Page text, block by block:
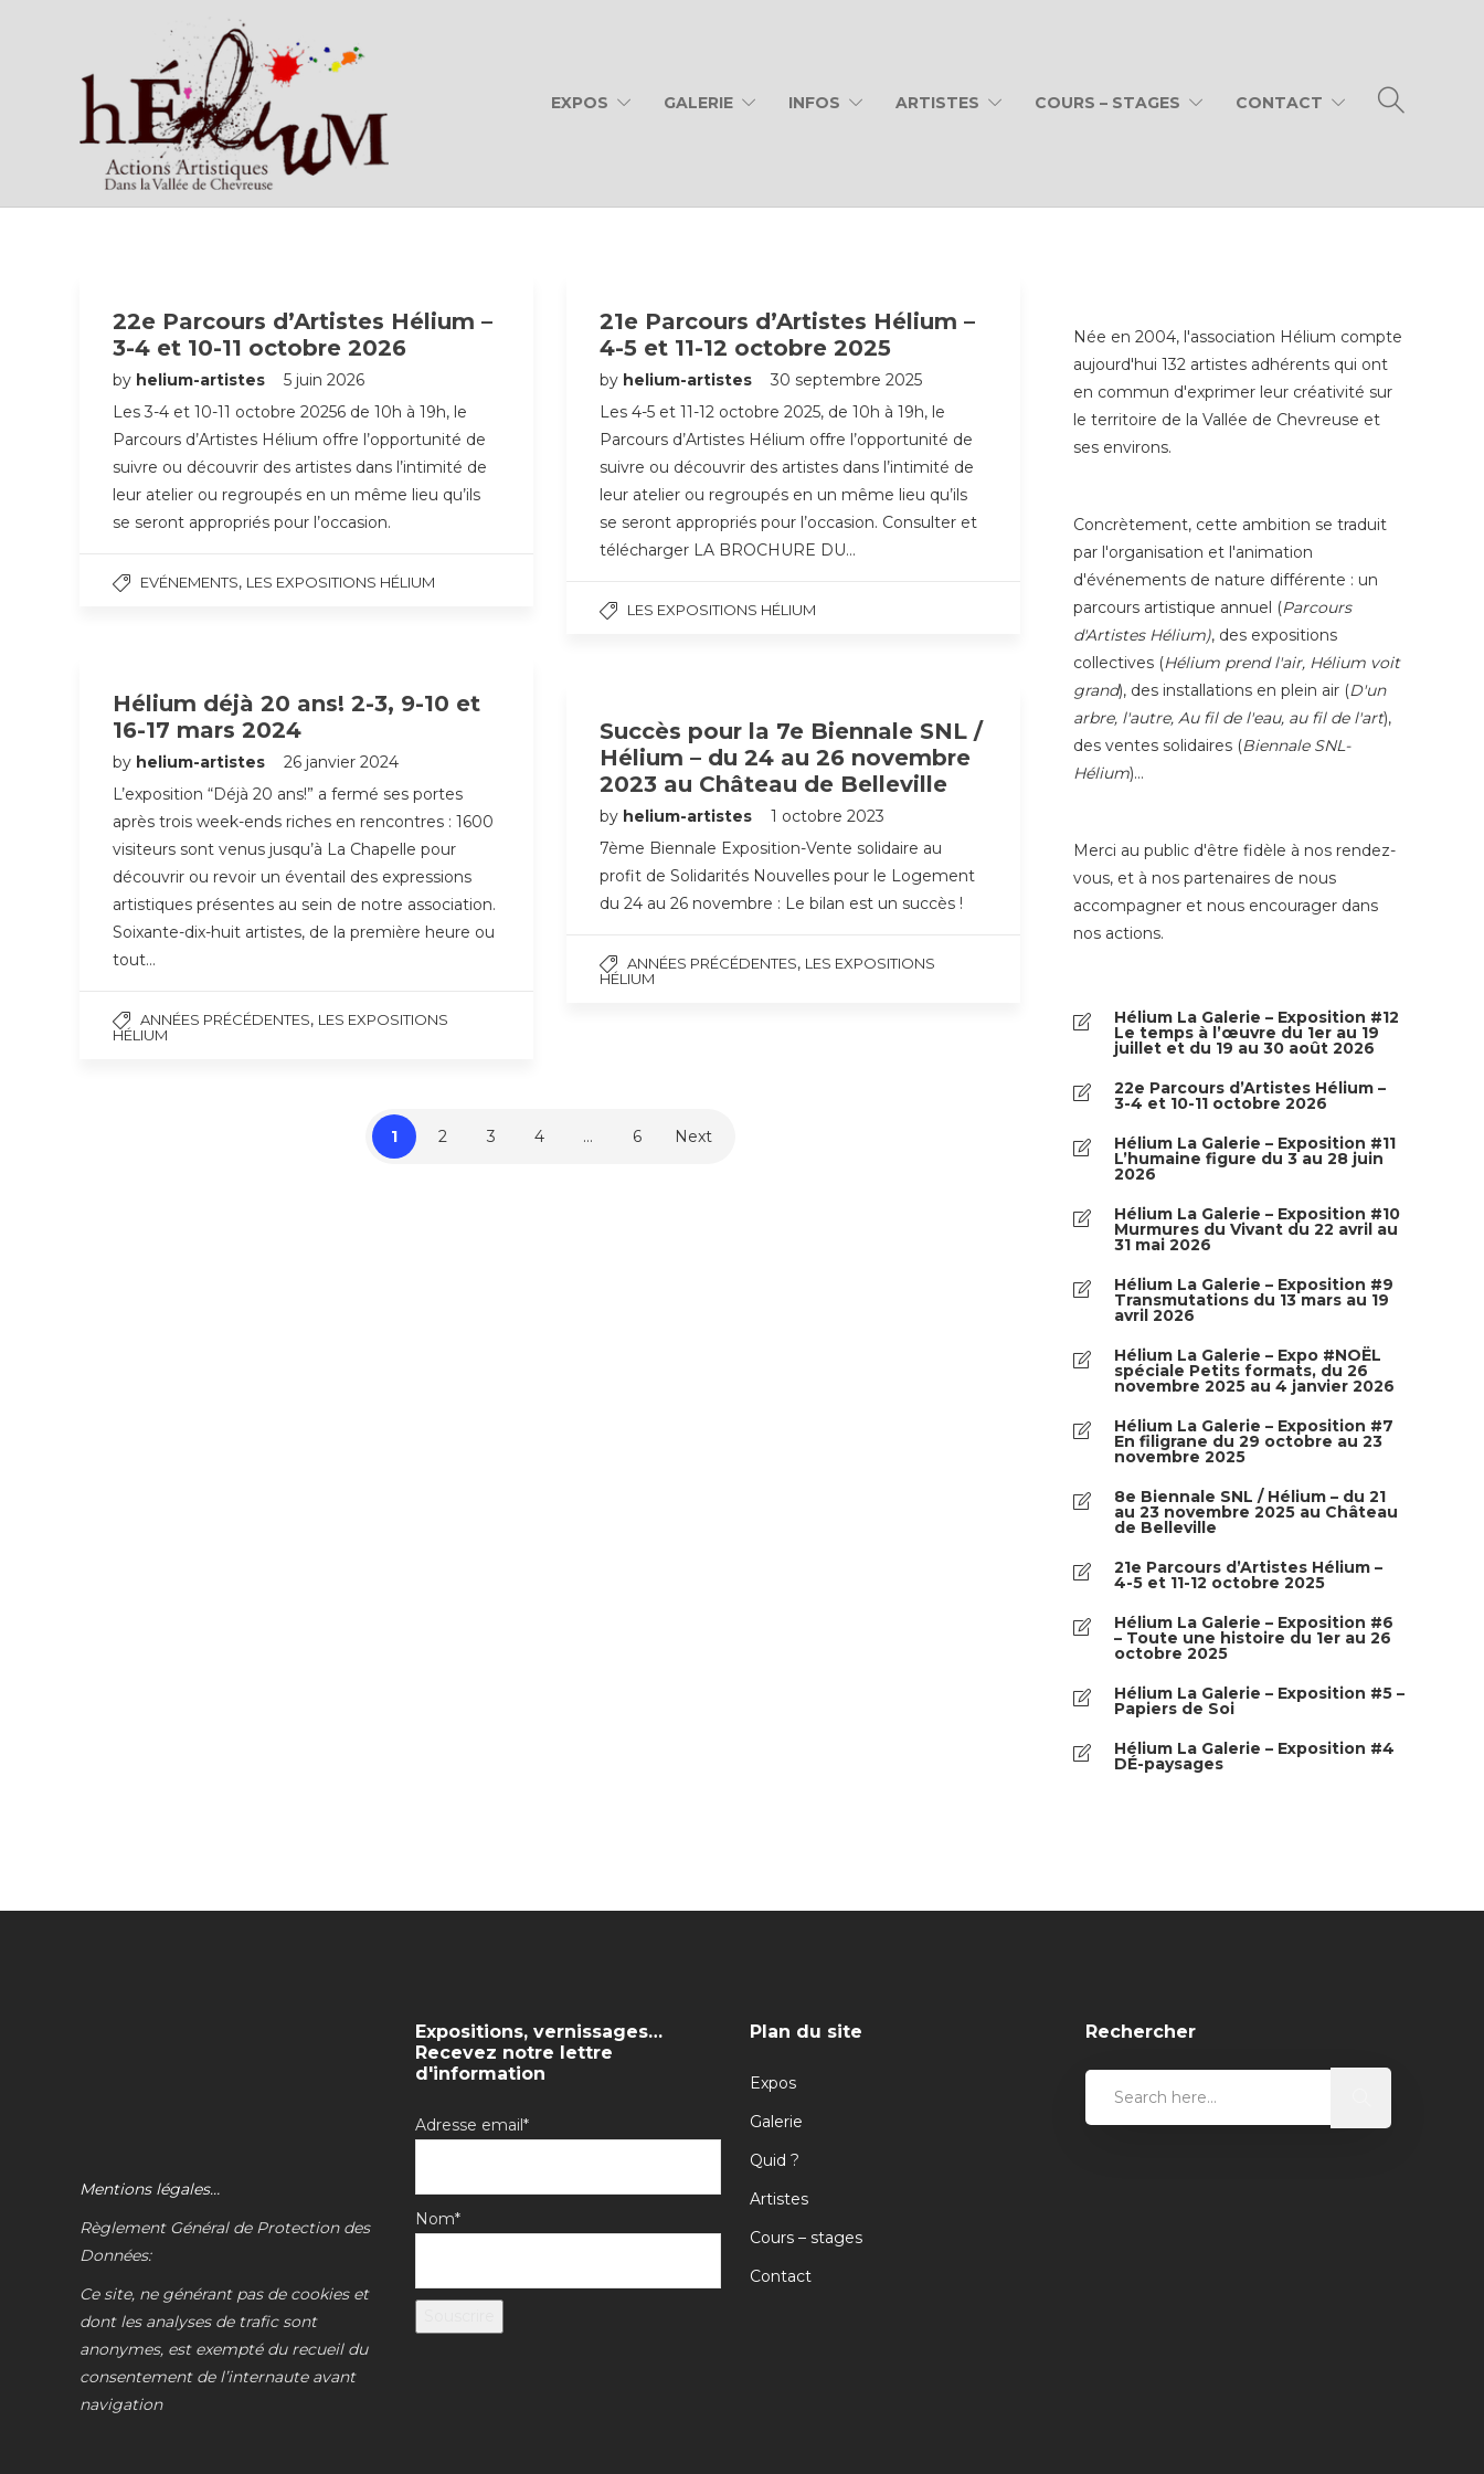
EXPOS GALERIE INFOS ARTISTES COURS – STAGES CONTACT
22e Parcours d’Artistes Hélium –
3-4 et 10-11 octobre 2026
by helium-artistes
5 juin 2026
Les 3-4 et 10-11 octobre 20256 de 10h à 19h, le
Parcours d’Artistes Hélium offre l’opportunité de
suivre ou découvrir des artistes dans l’intimité de
leur atelier ou regroupés en un même lieu qu’ils
se seront appropriés pour l’occasion.
EVÉNEMENTS, LES EXPOSITIONS HÉLIUM
21e Parcours d’Artistes Hélium –
4-5 et 11-12 octobre 2025
by helium-artistes
30 septembre 2025
Les 4-5 et 11-12 octobre 2025, de 10h à 19h, le
Parcours d’Artistes Hélium offre l’opportunité de
suivre ou découvrir des artistes dans l’intimité de
leur atelier ou regroupés en un même lieu qu’ils
se seront appropriés pour l’occasion. Consulter et
télécharger LA BROCHURE DU…
LES EXPOSITIONS HÉLIUM
Hélium déjà 20 ans! 2-3, 9-10 et
16-17 mars 2024
by helium-artistes
26 janvier 2024
L’exposition “Déjà 20 ans!” a fermé ses portes
après trois week-ends riches en rencontres : 1600
visiteurs sont venus jusqu’à La Chapelle pour
découvrir ou revoir un éventail des expressions
artistiques présentes au sein de notre association.
Soixante-dix-huit artistes, de la première heure ou
tout…
ANNÉES PRÉCÉDENTES, LES EXPOSITIONS
HÉLIUM
Succès pour la 7e Biennale SNL /
Hélium – du 24 au 26 novembre
2023 au Château de Belleville
by helium-artistes
1 octobre 2023
7ème Biennale Exposition-Vente solidaire au
profit de Solidarités Nouvelles pour le Logement
du 24 au 26 novembre : Le bilan est un succès !
ANNÉES PRÉCÉDENTES, LES EXPOSITIONS
HÉLIUM
1 2 3 4 … 6 Next
Née en 2004, l'association Hélium compte
aujourd'hui 132 artistes adhérents qui ont
en commun d'exprimer leur créativité sur
le territoire de la Vallée de Chevreuse et
ses environs.
Concrètement, cette ambition se traduit
par l'organisation et l'animation
d'événements de nature différente : un
parcours artistique annuel (Parcours
d'Artistes Hélium), des expositions
collectives (Hélium prend l'air, Hélium voit
grand), des installations en plein air (D'un
arbre, l'autre, Au fil de l'eau, au fil de l'art),
des ventes solidaires (Biennale SNL-
Hélium)…
Merci au public d'être fidèle à nos rendez-
vous, et à nos partenaires de nous
accompagner et nous encourager dans
nos actions.
Hélium La Galerie – Exposition #12
Le temps à l’œuvre du 1er au 19
juillet et du 19 au 30 août 2026
22e Parcours d’Artistes Hélium –
3-4 et 10-11 octobre 2026
Hélium La Galerie – Exposition #11
L’humaine figure du 3 au 28 juin
2026
Hélium La Galerie – Exposition #10
Murmures du Vivant du 22 avril au
31 mai 2026
Hélium La Galerie – Exposition #9
Transmutations du 13 mars au 19
avril 2026
Hélium La Galerie – Expo #NOËL
spéciale Petits formats, du 26
novembre 2025 au 4 janvier 2026
Hélium La Galerie – Exposition #7
En filigrane du 29 octobre au 23
novembre 2025
8e Biennale SNL / Hélium – du 21
au 23 novembre 2025 au Château
de Belleville
21e Parcours d’Artistes Hélium –
4-5 et 11-12 octobre 2025
Hélium La Galerie – Exposition #6
– Toute une histoire du 1er au 26
octobre 2025
Hélium La Galerie – Exposition #5 –
Papiers de Soi
Hélium La Galerie – Exposition #4
DÉ-paysages
Mentions légales…
Règlement Général de Protection des
Données:
Ce site, ne générant pas de cookies et
dont les analyses de trafic sont
anonymes, est exempté du recueil du
consentement de l’internaute avant
navigation
Expositions, vernissages…
Recevez notre lettre
d'information
Adresse email*
Nom*
Plan du site
Expos
Galerie
Quid ?
Artistes
Cours – stages
Contact
Rechercher